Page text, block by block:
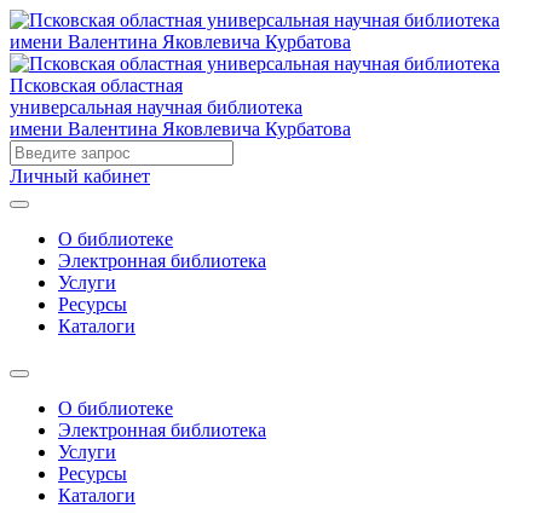
Псковская областная
универсальная научная библиотека
имени Валентина Яковлевича Курбатова
Личный кабинет
О библиотеке
Электронная библиотека
Услуги
Ресурсы
Каталоги
О библиотеке
Электронная библиотека
Услуги
Ресурсы
Каталоги